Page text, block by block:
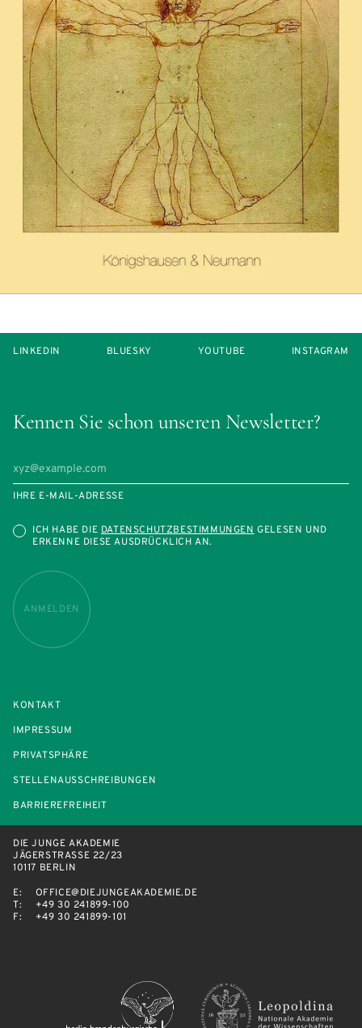
Kennen Sie schon unseren Newsletter?
IHRE E-MAIL-ADRESSE
ICH HABE DIE DATENSCHUTZBESTIMMUNGEN GELESEN UND
ERKENNE DIESE AUSDRÜCKLICH AN.
ANMELDEN
LINKEDIN BLUESKY YOUTUBE INSTAGRAM
KONTAKT
IMPRESSUM
PRIVATSPHÄRE
STELLENAUSSCHREIBUNGEN
BARRIEREFREIHEIT
DIE JUNGE AKADEMIE
JÄGERSTRASSE 22/23
10117 BERLIN
E:
OFFICE@DIEJUNGEAKADEMIE.DE
T:
+49 30 241899-100
F:
+49 30 241899-101